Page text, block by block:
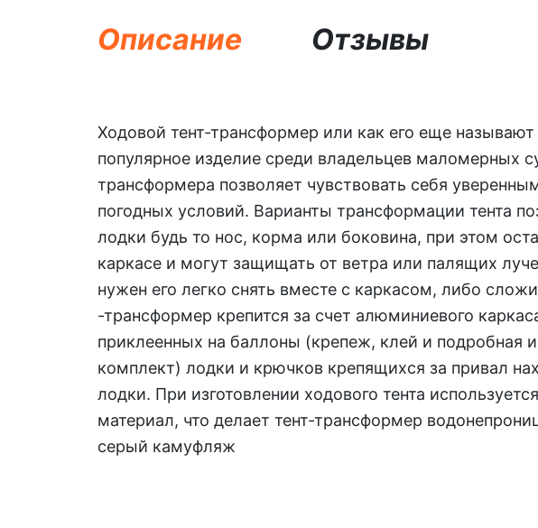
Описание Отзывы
Ходовой тент-трансформер или как его еще называют
популярное изделие среди владельцев маломерных
трансформера позволяет чувствовать себя
погодных условий. Варианты трансформации тента
лодки будь то нос, корма или боковина, при этом
каркасе и могут защищать от ветра или палящих
нужен его легко снять вместе с каркасом, либо
-трансформер крепится за счет алюминиевого
приклеенных на баллоны (крепеж, клей и подробная
комплект) лодки и крючков крепящихся за привал
лодки. При изготовлении ходового тента
материал, что делает тент-трансформер
серый камуфляж